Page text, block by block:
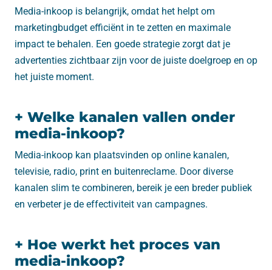
Media-inkoop is belangrijk, omdat het helpt om
marketingbudget efficiënt in te zetten en maximale
impact te behalen. Een goede strategie zorgt dat je
advertenties zichtbaar zijn voor de juiste doelgroep en op
het juiste moment.
+ Welke kanalen vallen onder
media-inkoop?
Media-inkoop kan plaatsvinden op online kanalen,
televisie, radio, print en buitenreclame. Door diverse
kanalen slim te combineren, bereik je een breder publiek
en verbeter je de effectiviteit van campagnes.
+ Hoe werkt het proces van
media-inkoop?